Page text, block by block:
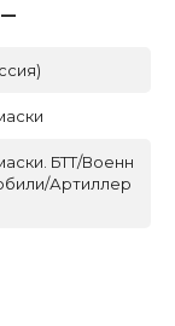
БТТ/Военн
Артиллер